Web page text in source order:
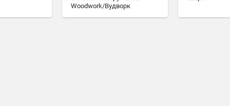
Woodwork/Вудворк